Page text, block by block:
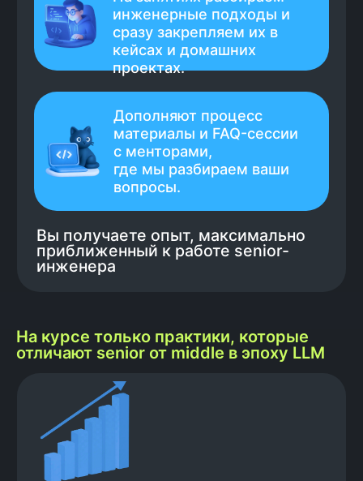
На курсе только практики, которые
отличают senior от middle в эпоху LLM
Знаешь тех, кому
актуально обучение?
друзьями и коллегами. Они
получают новые возможности для
20 000 ₽
за каждого
приглашённого.
Зарегистрироваться и получить
ссылку